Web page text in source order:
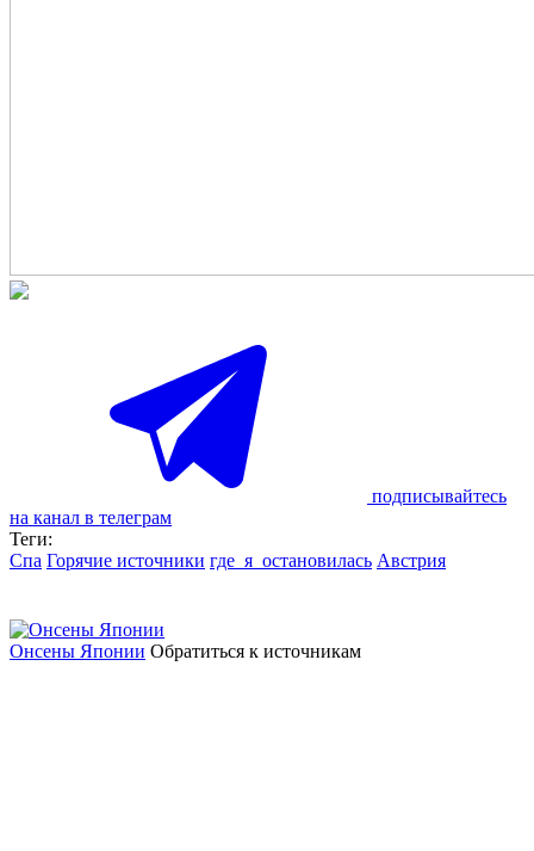
подписывайтесь
на канал в телеграм
Теги:
Спа Горячие источники где_я_остановилась Австрия
Онсены Японии Обратиться к источникам